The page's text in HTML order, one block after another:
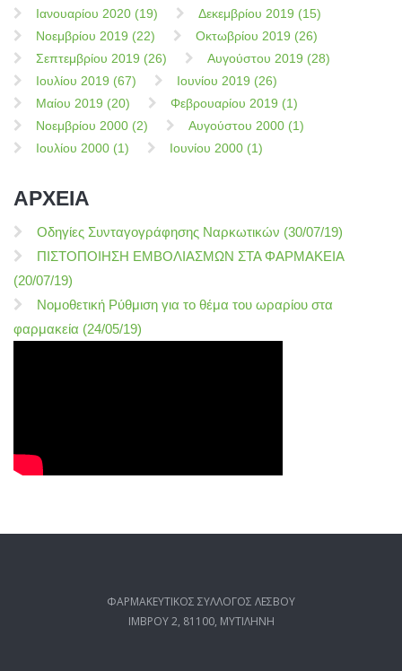
Ιανουαρίου 2020 (19)
Δεκεμβρίου 2019 (15)
Νοεμβρίου 2019 (22)
Οκτωβρίου 2019 (26)
Σεπτεμβρίου 2019 (26)
Αυγούστου 2019 (28)
Ιουλίου 2019 (67)
Ιουνίου 2019 (26)
Μαίου 2019 (20)
Φεβρουαρίου 2019 (1)
Νοεμβρίου 2000 (2)
Αυγούστου 2000 (1)
Ιουλίου 2000 (1)
Ιουνίου 2000 (1)
ΑΡΧΕΙΑ
Οδηγίες Συνταγογράφησης Ναρκωτικών (30/07/19)
ΠΙΣΤΟΠΟΙΗΣΗ ΕΜΒΟΛΙΑΣΜΩΝ ΣΤΑ ΦΑΡΜΑΚΕΙΑ
(20/07/19)
Νομοθετική Ρύθμιση για το θέμα του ωραρίου στα
φαρμακεία (24/05/19)
ΦΑΡΜΑΚΕΥΤΙΚΟΣ ΣΥΛΛΟΓΟΣ ΛΕΣΒΟΥ
ΙΜΒΡΟΥ 2, 81100, ΜΥΤΙΛΗΝΗ